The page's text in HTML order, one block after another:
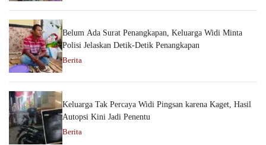
Belum Ada Surat Penangkapan, Keluarga Widi Minta
Polisi Jelaskan Detik-Detik Penangkapan
Berita
Keluarga Tak Percaya Widi Pingsan karena Kaget, Hasil
Autopsi Kini Jadi Penentu
Berita